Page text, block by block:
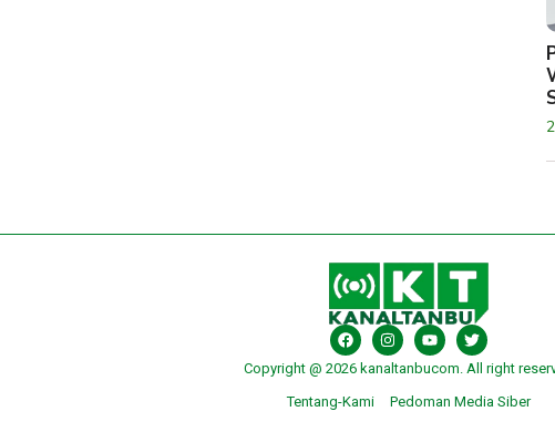
Copyright @ 2026 kanaltanbucom. All right
Tentang-Kami
Pedoman Media Siber